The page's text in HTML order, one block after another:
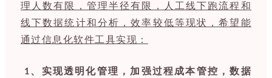
理人数有限，管理半径有限，人工线下跑流程和
线下数据统计和分析，效率较低等现状，希望能
通过信息化软件工具实现：
1、实现透明化管理，加强过程成本管控，数据